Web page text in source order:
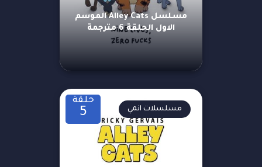
مسلسل Alley Cats الموسم
الاول الحلقة 6 مترجمة
حلقة
5 مسلسلات انمي